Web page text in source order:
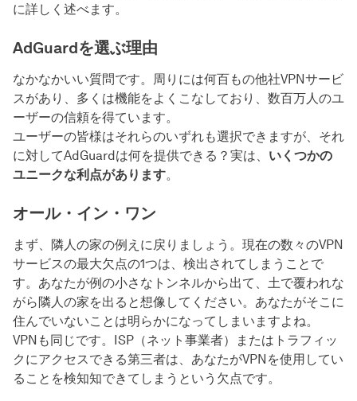
に詳しく述べます。
AdGuardを選ぶ理由
なかなかいい質問です。周りには何百もの他社VPNサービ
スがあり、多くは機能をよくこなしており、数百万人のユ
ーザーの信頼を得ています。
ユーザーの皆様はそれらのいずれも選択できますが、それ
に対してAdGuardは何を提供できる？実は、 いくつかの
ユニークな利点があります。
オール・イン・ワン
まず、隣人の家の例えに戻りましょう。現在の数々のVPN
サービスの最大欠点の1つは、検出されてしまうことで
す。あなたが例の小さなトンネルから出て、土で覆われな
がら隣人の家を出ると想像してください。あなたがそこに
住んでいないことは明らかになってしまいますよね。
VPNも同じです。ISP（ネット事業者）またはトラフィッ
クにアクセスできる第三者は、あなたがVPNを使用してい
ることを検知知できてしまうという欠点です。